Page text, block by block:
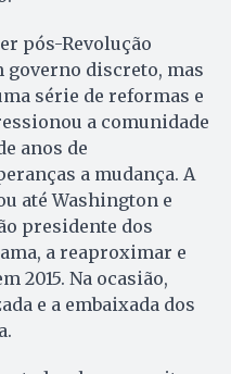
pós-Revolução
discreto, mas
série de reformas e
a comunidade
anos de
a mudança. A
até Washington e
presidente dos
a reaproximar e
2015. Na ocasião,
e a embaixada dos